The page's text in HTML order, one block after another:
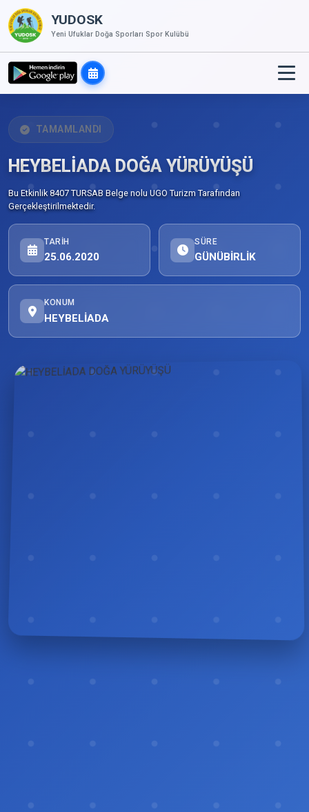
YUDOSK
Yeni Ufuklar Doğa Sporları Spor Kulübü
TAMAMLANDI
HEYBELİADA DOĞA YÜRÜYÜŞÜ
Bu Etkinlik 8407 TURSAB Belge nolu UGO Turizm Tarafından
Gerçekleştirilmektedir.
TARIH
25.06.2020
SÜRE
GÜNÜBİRLİK
KONUM
HEYBELİADA